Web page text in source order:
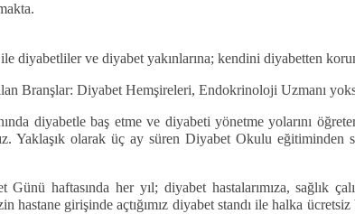
diyabetliler ve diyabet yakınlarına; kendini diyabetten
Branşlar: Diyabet Hemşireleri, Endokrinoloji Uzmanı
diyabetle baş etme ve diyabeti yönetme yolarını
Yaklaşık olarak üç ay süren Diyabet Okulu eğitiminden
Günü haftasında her yıl; diyabet hastalarımıza, sağlık
hastane girişinde açtığımız diyabet standı ile halka